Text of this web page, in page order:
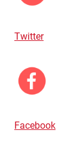
Twitter
Facebook